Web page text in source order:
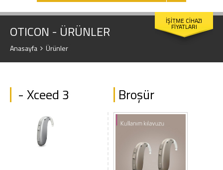
İŞİTME CİHAZI
FİYATLARI
OTICON - ÜRÜNLER
Anasayfa Ürünler
- Xceed 3 Broşür